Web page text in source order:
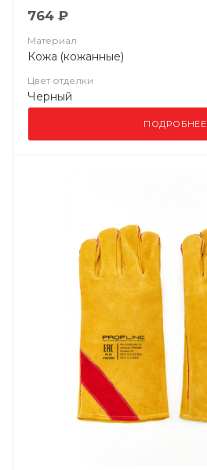
764 ₽
Материал
Кожа (кожанные)
Цвет отделки
Черный
ПОДРОБНЕЕ